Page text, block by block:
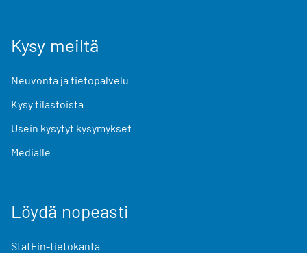
Kysy meiltä
Neuvonta ja tietopalvelu
Kysy tilastoista
Usein kysytyt kysymykset
Medialle
Löydä nopeasti
StatFin-tietokanta